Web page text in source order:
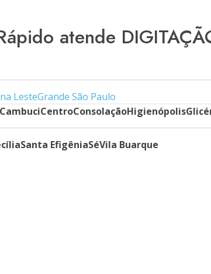
atende
LesteGrande São Paulo
CambuciCentroConsolaçãoHigienópolis
Santa EfigêniaSéVila Buarque